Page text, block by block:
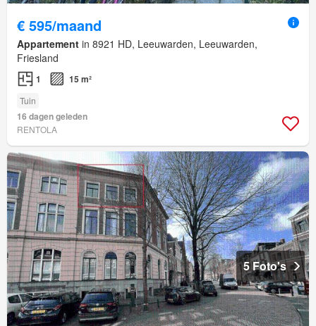
€ 595/maand
Appartement in 8921 HD, Leeuwarden, Leeuwarden,
Friesland
1 15 m²
Tuin
16 dagen geleden
RENTOLA
5 Foto's